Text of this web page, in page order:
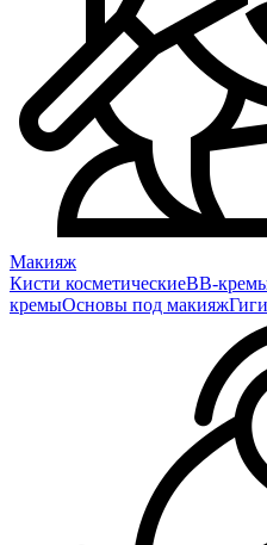
Макияж
Кисти косметическиеBB-
кремыОсновы под макияж